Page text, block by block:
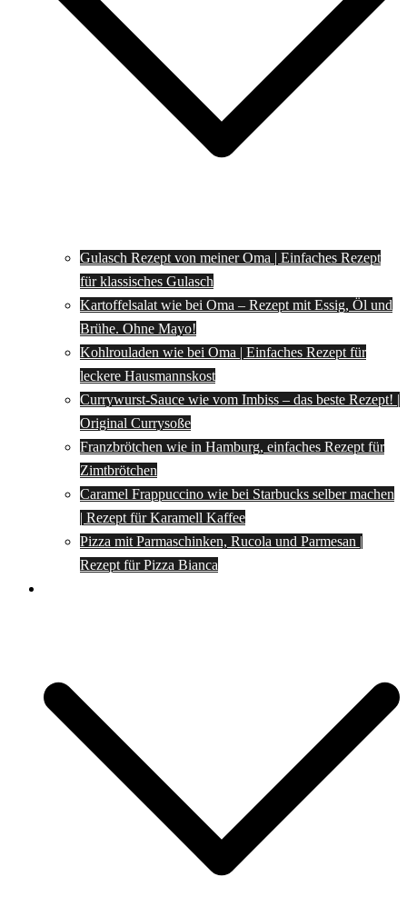
Gulasch Rezept von meiner Oma | Einfaches Rezept
für klassisches Gulasch
Kartoffelsalat wie bei Oma – Rezept mit Essig, Öl und
Brühe. Ohne Mayo!
Kohlrouladen wie bei Oma | Einfaches Rezept für
leckere Hausmannskost
Currywurst-Sauce wie vom Imbiss – das beste Rezept! |
Original Currysoße
Franzbrötchen wie in Hamburg, einfaches Rezept für
Zimtbrötchen
Caramel Frappuccino wie bei Starbucks selber machen
| Rezept für Karamell Kaffee
Pizza mit Parmaschinken, Rucola und Parmesan |
Rezept für Pizza Bianca